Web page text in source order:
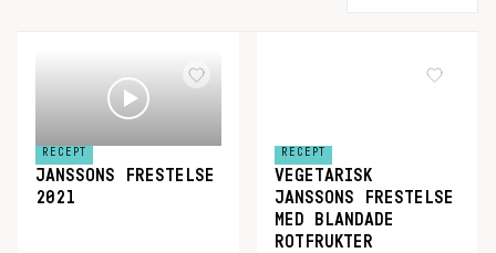
RECEPT
JANSSONS FRESTELSE
2021
RECEPT
VEGETARISK
JANSSONS FRESTELSE
MED BLANDADE
ROTFRUKTER